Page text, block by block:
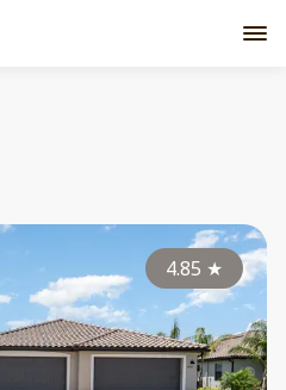
4.85 ★